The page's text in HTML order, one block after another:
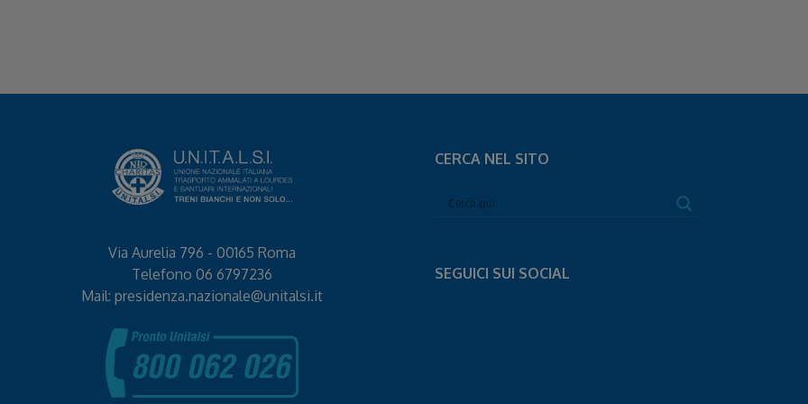
Via Aurelia 796 - 00165 Roma
Telefono 06 6797236
Mail: presidenza.nazionale@unitalsi.it
CERCA NEL SITO
SEGUICI SUI SOCIAL